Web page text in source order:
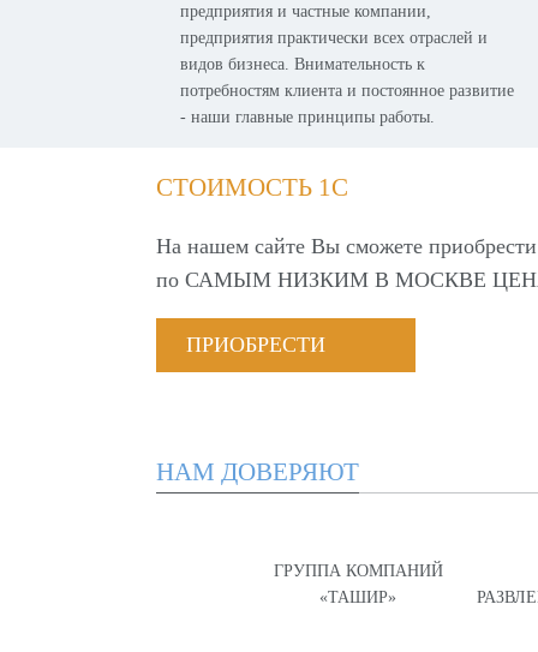
предприятия и частные компании,
предприятия практически всех отраслей и
видов бизнеса. Внимательность к
потребностям клиента и постоянное развитие
- наши главные принципы работы.
СТОИМОСТЬ 1С
На нашем сайте Вы сможете
по САМЫМ НИЗКИМ В МОСКВЕ
ПРИОБРЕСТИ
НАМ ДОВЕРЯЮТ
ГРУППА КОМПАНИЙ
«ТАШИР»